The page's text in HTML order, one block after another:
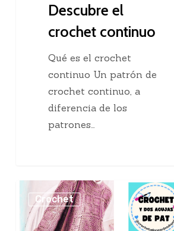
Descubre el
crochet continuo
Qué es el crochet
continuo Un patrón de
crochet continuo, a
diferencia de los
patrones…
Crochet
con
Crochet